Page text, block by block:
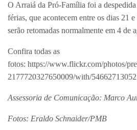
O Arraiá da Pró-Família foi a despedida
férias, que acontecem entre os dias 21
serão retomadas normalmente em 4 de
Confira todas as
fotos: https://www.flickr.com/photos/
2177720327650009/with/54662713052
Assessoria de Comunicação: Marco
Fotos: Eraldo Schnaider/PMB